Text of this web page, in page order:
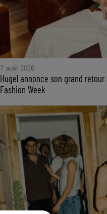
7 août 2026
Hugel annonce son grand retour
Fashion Week